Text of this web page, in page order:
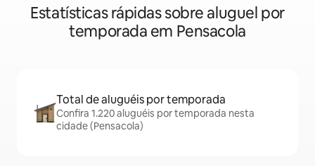
Estatísticas rápidas sobre aluguel por
temporada em Pensacola
Total de aluguéis por temporada
Confira 1.220 aluguéis por temporada nesta
cidade (Pensacola)